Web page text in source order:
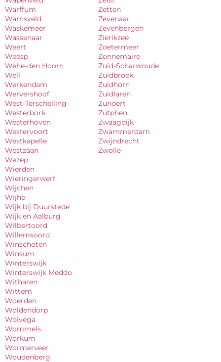
Warffum
Warnsveld
Waskemeer
Wassenaar
Weert
Weesp
Wehe-den Hoorn
Well
Werkendam
Wervershoof
West-Terschelling
Westerbork
Westerhoven
Westervoort
Westkapelle
Westzaan
Wezep
Wierden
Wieringerwerf
Wijchen
Wijhe
Wijk bij Duurstede
Wijk en Aalburg
Wilbertoord
Willemsoord
Winschoten
Winsum
Winterswijk
Winterswijk Meddo
Witharen
Wittem
Woerden
Woldendorp
Wolvega
Wommels
Workum
Wormerveer
Woudenberg
Zetten
Zevenaar
Zevenbergen
Zierikzee
Zoetermeer
Zonnemaire
Zuid-Scharwoude
Zuidbroek
Zuidhorn
Zuidlaren
Zundert
Zutphen
Zwaagdijk
Zwammerdam
Zwijndrecht
Zwolle